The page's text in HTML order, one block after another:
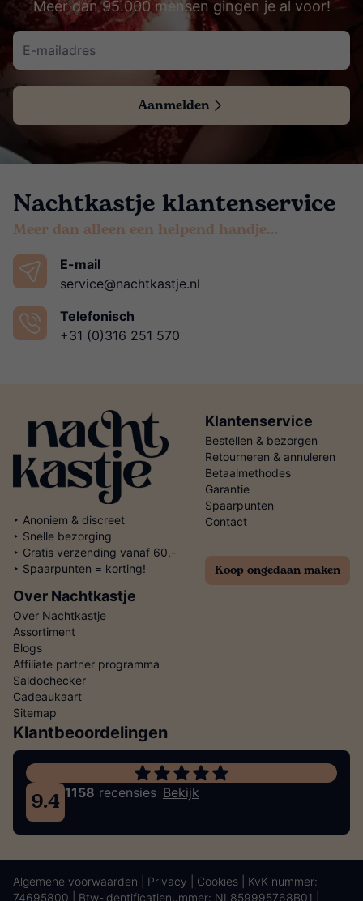
Meer dan 95.000 mensen gingen je al voor!
Aanmelden
Nachtkastje klantenservice
Meer dan alleen een helpend handje…
E-mail
service@nachtkastje.nl
Telefonisch
+31 (0)316 251 570
‣ Anoniem & discreet
‣ Snelle bezorging
‣ Gratis verzending vanaf 60,-
‣ Spaarpunten = korting!
Klantenservice
Bestellen & bezorgen
Retourneren & annuleren
Betaalmethodes
Garantie
Spaarpunten
Contact
Koop ongedaan maken
Over Nachtkastje
Over Nachtkastje
Assortiment
Blogs
Affiliate partner programma
Saldochecker
Cadeaukaart
Sitemap
Klantbeoordelingen
9.4 1158 recensies Bekijk
Algemene voorwaarden Privacy Cookies | KvK-nummer:
74695800 | Btw-identificatienummer: NL859995768B01 |